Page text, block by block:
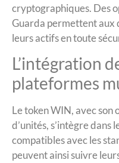
cryptographiques. Des
Guarda permettent aux
leurs actifs en toute
L’intégration
plateformes
Le token WIN, avec
d’unités, s’intègre
compatibles avec les
peuvent ainsi suivre